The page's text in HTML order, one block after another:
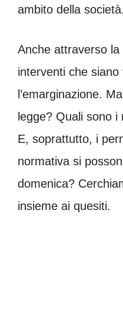
ambito della società.
Anche attraverso la
interventi che
l’emarginazione.
legge? Quali sono
E, soprattutto, i
normativa si
domenica?
insieme ai quesiti.